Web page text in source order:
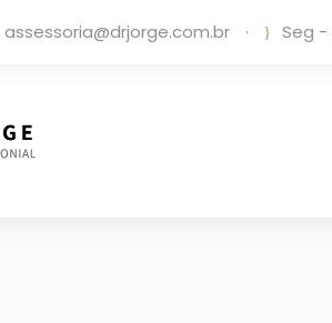
assessoria@drjorge.com.br · Seg -